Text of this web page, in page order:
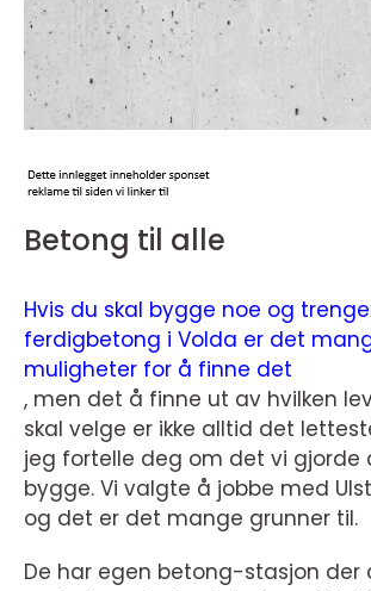
Betong til alle
Hvis du skal bygge noe og
ferdigbetong i Volda er det
muligheter for å finne det
, men det å finne ut av hvilken
skal velge er ikke alltid det
jeg fortelle deg om det vi gjorde
bygge. Vi valgte å jobbe med
og det er det mange grunner til.
De har egen betong-stasjon der